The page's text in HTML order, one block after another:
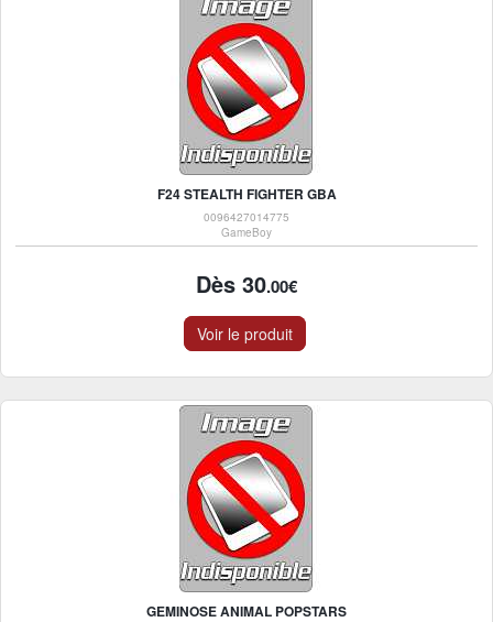
F24 STEALTH FIGHTER GBA
0096427014775
GameBoy
Dès 30.00€
Voir le produit
GEMINOSE ANIMAL POPSTARS